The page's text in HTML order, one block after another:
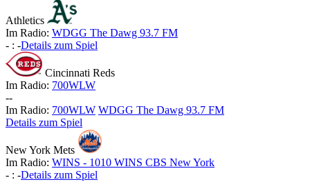
Athletics
Im Radio: WDGG The Dawg 93.7 FM
- : -Details zum Spiel
Cincinnati Reds
Im Radio: 700WLW
--
Im Radio: 700WLW WDGG The Dawg 93.7 FM
Details zum Spiel
New York Mets
Im Radio: WINS - 1010 WINS CBS New York
- : -Details zum Spiel